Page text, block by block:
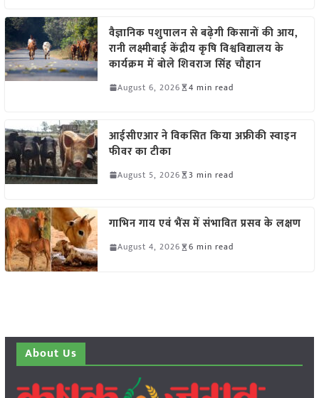
वैज्ञानिक पशुपालन से बढ़ेगी किसानों की आय,
रानी लक्ष्मीबाई केंद्रीय कृषि विश्वविद्यालय के
कार्यक्रम में बोले शिवराज सिंह चौहान
August 6, 2026 4 min read
आईसीएआर ने विकसित किया अफ्रीकी स्वाइन
फीवर का टीका
August 5, 2026 3 min read
गाभिन गाय एवं भैंस में संभावित प्रसव के लक्षण
August 4, 2026 6 min read
About Us